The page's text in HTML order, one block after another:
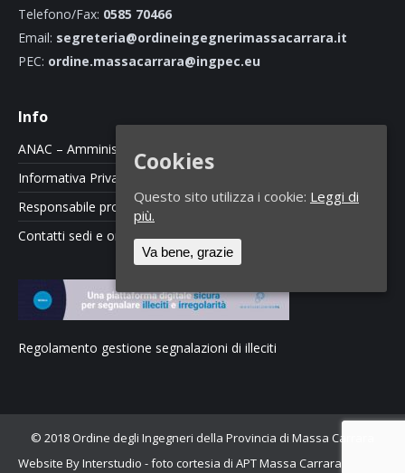
Telefono/Fax: 0585 70466
Email: segreteria@ordineingegnerimassacarrara.it
PEC: ordine.massacarrara@ingpec.eu
Info
ANAC – Amministrazione Trasparente
Informativa Privacy e Cookie Policy
Responsabile protezione dati
Contatti sedi e orari
Regolamento gestione segnalazioni di illeciti
© 2018 Ordine degli Ingegneri della Provincia di Massa Carrara
Website By Interstudio - foto cortesia di APT Massa Carrara
Cookies
Questo sito utilizza i cookie: Leggi di
più.
Va bene, grazie